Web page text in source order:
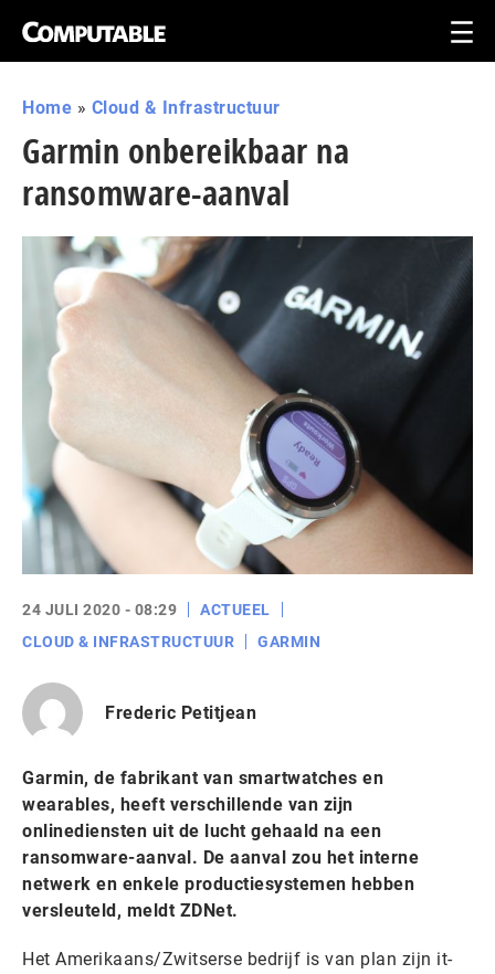
Home » Cloud & Infrastructuur
Garmin onbereikbaar na
ransomware-aanval
24 JULI 2020 - 08:29
ACTUEEL
CLOUD & INFRASTRUCTUUR
GARMIN
Frederic Petitjean
Garmin, de fabrikant van smartwatches en
wearables, heeft verschillende van zijn
onlinediensten uit de lucht gehaald na een
ransomware-aanval. De aanval zou het interne
netwerk en enkele productiesystemen hebben
versleuteld, meldt ZDNet.
Het Amerikaans/Zwitserse bedrijf is van plan zijn it-